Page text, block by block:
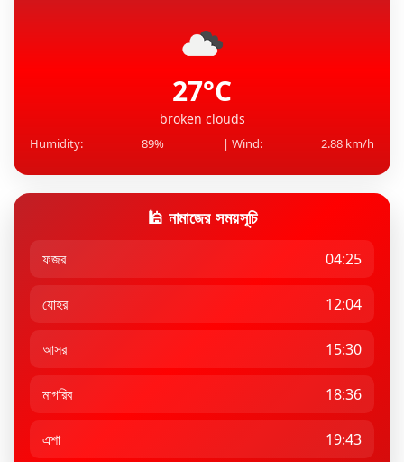
অবসরের বিষয়টি মেসির একান্তই নিজের: আর্জেন্টাইন ফুটবল
27°C
broken clouds
Humidity: 89% | Wind: 2.88 km/h
🕌 নামাজের সময়সূচি
ফজর 04:25
যোহর 12:04
আসর 15:30
মাগরিব 18:36
এশা 19:43